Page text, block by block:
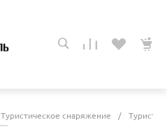
Туристическое снаряжение /